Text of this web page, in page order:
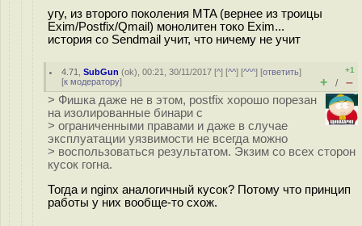
угу, из второго поколения MTA (вернее из троицы
Exim/Postfix/Qmail) монолитен токо Exim...
история со Sendmail учит, что ничему не учит
4.71 ,SubGun (ok), 00:21, 30/11/2017 [^] [^^] [^^^] [ответить]
[к модератору]
+1
+ / –
> Фишка даже не в этом, postfix хорошо порезан
на изолированные бинари с
> ограниченными правами и даже в случае
эксплуатации уязвимости не всегда можно
> воспользоваться результатом. Экзим со всех сторон
кусок гогна.
Тогда и nginx аналогичный кусок? Потому что принцип
работы у них вообще-то схож.